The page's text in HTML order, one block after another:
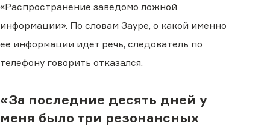
«Распространение заведомо ложной
информации». По словам Зауре, о какой именно
ее информации идет речь, следователь по
телефону говорить отказался.
«За последние десять дней у
меня было три резонансных